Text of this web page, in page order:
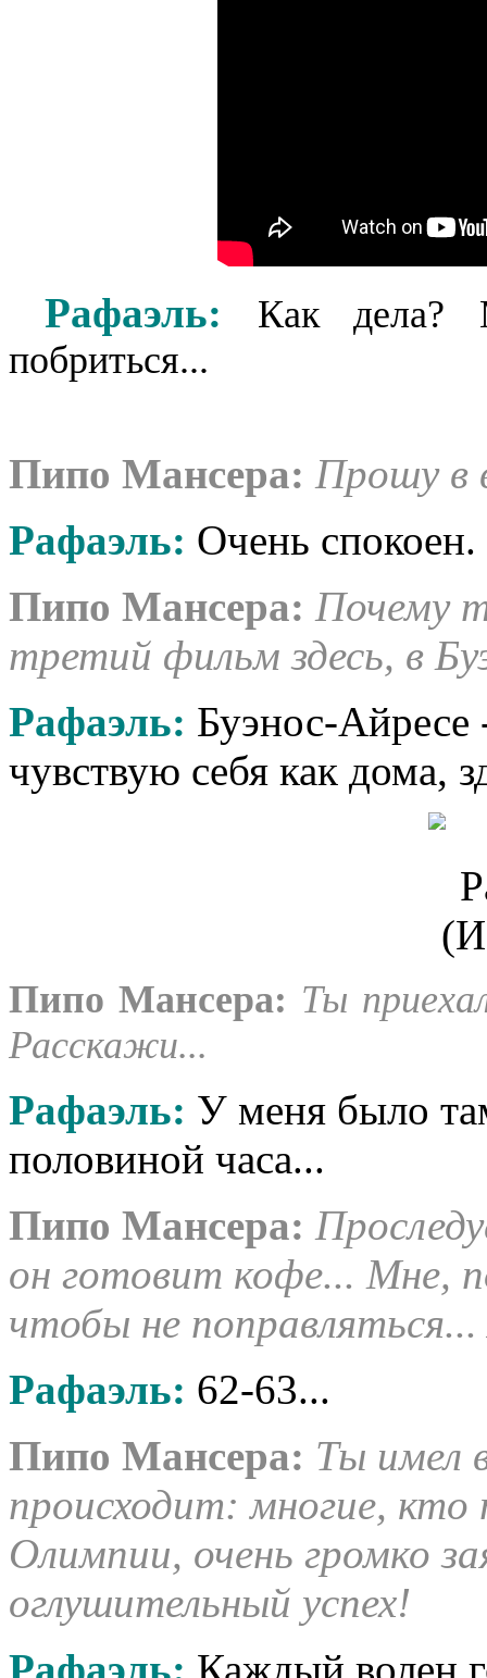
Рафаэль: Как дела?
побриться...
Пипо Мансера: Прошу в
Рафаэль: Очень спокоен.
Пипо Мансера: Почему
третий фильм здесь, в
Рафаэль: Буэнос-Айресе
чувствую себя как дома,
Пипо Мансера: Ты
Расскажи...
Рафаэль: У меня было
половиной часа...
Пипо Мансера:
он готовит кофе... Мне,
чтобы не
Рафаэль: 62-63...
Пипо Мансера: Ты имел
происходит: многие,
Олимпии, очень громко
оглушительный успех!